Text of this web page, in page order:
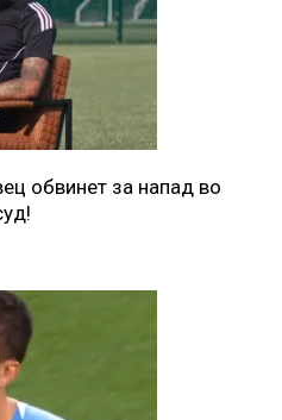
обвинет за напад во